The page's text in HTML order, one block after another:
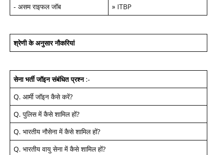
- असम राइफल जॉब » ITBP
श्रेणी के अनुसार नौकरियां
सेना भर्ती जॉइन संबंधित प्रश्न:-
Q. आर्मी जॉइन कैसे करें?
Q. पुलिस में कैसे शामिल हों?
Q. भारतीय नौसेना में कैसे शामिल हों?
Q. भारतीय वायु सेना में कैसे शामिल हों?